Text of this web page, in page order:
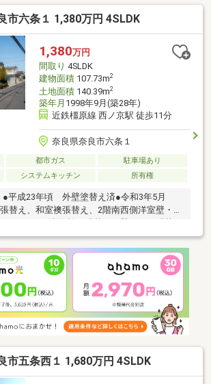
充電設備付きです♪◆各居室はシックな部屋
プな部屋等、各室によって雰囲気が違いま
欧風な造りも特徴的です♪◆食洗機や浴室
の設備付き♪ダイニングカウンター等のこだわ
合わせお待ちしております♪＝周辺環境＝◎
市六条１ 1,380万円 4SLDK
1,380万円
間取り 4SLDK
建物面積107.73m2
土地面積140.39m2
築年月 1998年9月(築28年)
近鉄橿原線 西ノ京駅 徒歩11分
奈良県奈良市六条１
都市ガス
駐車場あり
システムキッチン 所有権
●平成23年頃 外壁塗替え済●令和3年5月
替え、和室襖張替え、2階南西側洋室壁・天
・便器入替●全居室6帖以上、各部屋に収納
い間取りです●2階に大容量の納戸があり、荷
す●南面のはきだし窓から光が入る、明るい
市五条西１ 1,680万円 4SLDK